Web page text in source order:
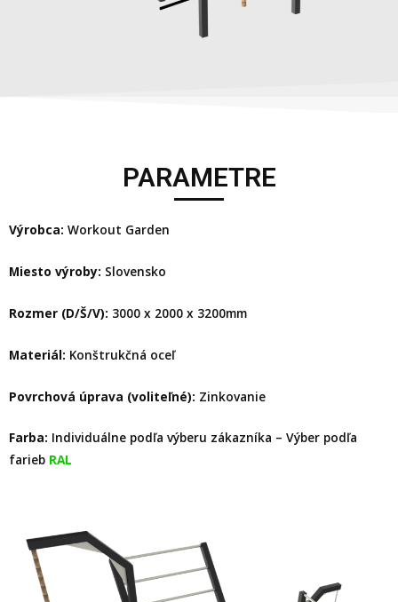
PARAMETRE
Výrobca: Workout Garden
Miesto výroby: Slovensko
Rozmer (D/Š/V): 3000 x 2000 x 3200mm
Materiál: Konštrukčná oceľ
Povrchová úprava (voliteľné): Zinkovanie
Farba: Individuálne podľa výberu zákazníka – Výber podľa
farieb RAL